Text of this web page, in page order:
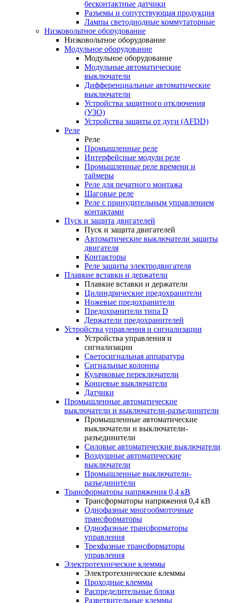
бесконтактные датчики
Разъемы и сопутствующая продукция
Лампы светодиодные коммутаторные
Низковольтное оборудование
Низковольтное оборудование
Модульное оборудование
Модульное оборудование
Модульные автоматические
выключатели
Дифференциальные автоматические
выключатели
Устройства защитного отключения
(УЗО)
Устройства защиты от дуги (AFDD)
Реле
Реле
Промышленные реле
Интерфейсные модули реле
Промышленные реле времени и
таймеры
Реле для печатного монтажа
Шаговые реле
Реле с принудительным управлением
контактами
Пуск и защита двигателей
Пуск и защита двигателей
Автоматические выключатели защиты
двигателя
Контакторы
Реле защиты электродвигателя
Плавкие вставки и держатели
Плавкие вставки и держатели
Цилиндрические предохранители
Ножевые предохранители
Предохранители типа D
Держатели предохранителей
Устройства управления и сигнализации
Устройства управления и
сигнализации
Светосигнальная аппаратура
Сигнальные колонны
Кулачковые переключатели
Концевые выключатели
Датчики
Промышленные автоматические
выключатели и выключатели-разъединители
Промышленные автоматические
выключатели и выключатели-
разъединители
Силовые автоматические выключатели
Воздушные автоматические
выключатели
Промышленные выключатели-
разъединители
Трансформаторы напряжения 0,4 кВ
Трансформаторы напряжения 0,4 кВ
Однофазные многообмоточные
трансформаторы
Однофазные трансформаторы
управления
Трехфазные трансформаторы
управления
Электротехнические клеммы
Электротехнические клеммы
Проходные клеммы
Распределительные блоки
Разветвительные клеммы